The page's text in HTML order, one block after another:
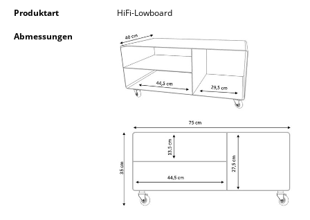
Beistell- & Rollcontainer
... alle Aufbewahrungsmöbel
Produktart
HiFi-Lowboard
Abmessungen